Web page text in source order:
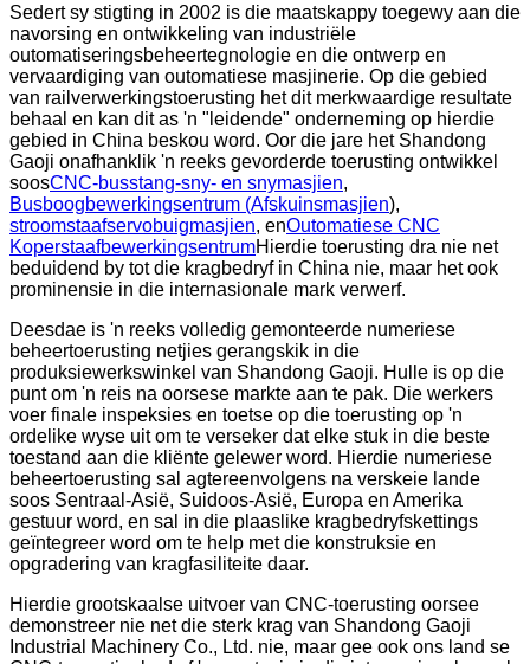
Sedert sy stigting in 2002 is die maatskappy toegewy aan die
navorsing en ontwikkeling van industriële
outomatiseringsbeheertegnologie en die ontwerp en
vervaardiging van outomatiese masjinerie. Op die gebied
van railverwerkingstoerusting het dit merkwaardige resultate
behaal en kan dit as 'n "leidende" onderneming op hierdie
gebied in China beskou word. Oor die jare het Shandong
Gaoji onafhanklik 'n reeks gevorderde toerusting ontwikkel
soosCNC-busstang-sny- en snymasjien,
Busboogbewerkingsentrum (Afskuinsmasjien),
stroomstaafservobuigmasjien, enOutomatiese CNC
KoperstaafbewerkingsentrumHierdie toerusting dra nie net
beduidend by tot die kragbedryf in China nie, maar het ook
prominensie in die internasionale mark verwerf.
Deesdae is 'n reeks volledig gemonteerde numeriese
beheertoerusting netjies gerangskik in die
produksiewerkswinkel van Shandong Gaoji. Hulle is op die
punt om 'n reis na oorsese markte aan te pak. Die werkers
voer finale inspeksies en toetse op die toerusting op 'n
ordelike wyse uit om te verseker dat elke stuk in die beste
toestand aan die kliënte gelewer word. Hierdie numeriese
beheertoerusting sal agtereenvolgens na verskeie lande
soos Sentraal-Asië, Suidoos-Asië, Europa en Amerika
gestuur word, en sal in die plaaslike kragbedryfskettings
geïntegreer word om te help met die konstruksie en
opgradering van kragfasiliteite daar.
Hierdie grootskaalse uitvoer van CNC-toerusting oorsee
demonstreer nie net die sterk krag van Shandong Gaoji
Industrial Machinery Co., Ltd. nie, maar gee ook ons ​​land se